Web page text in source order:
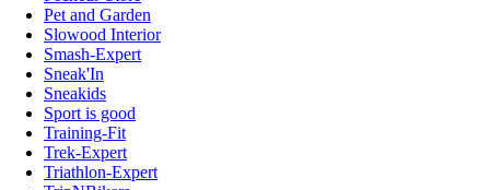
Pet and Garden
Slowood Interior
Smash-Expert
Sneak'In
Sneakids
Sport is good
Training-Fit
Trek-Expert
Triathlon-Expert